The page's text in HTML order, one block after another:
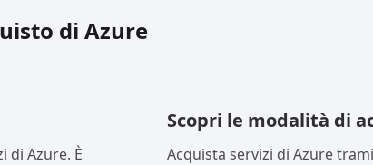
di Azure
di Azure. È
Scopri le modalità di
Acquista servizi di Azure